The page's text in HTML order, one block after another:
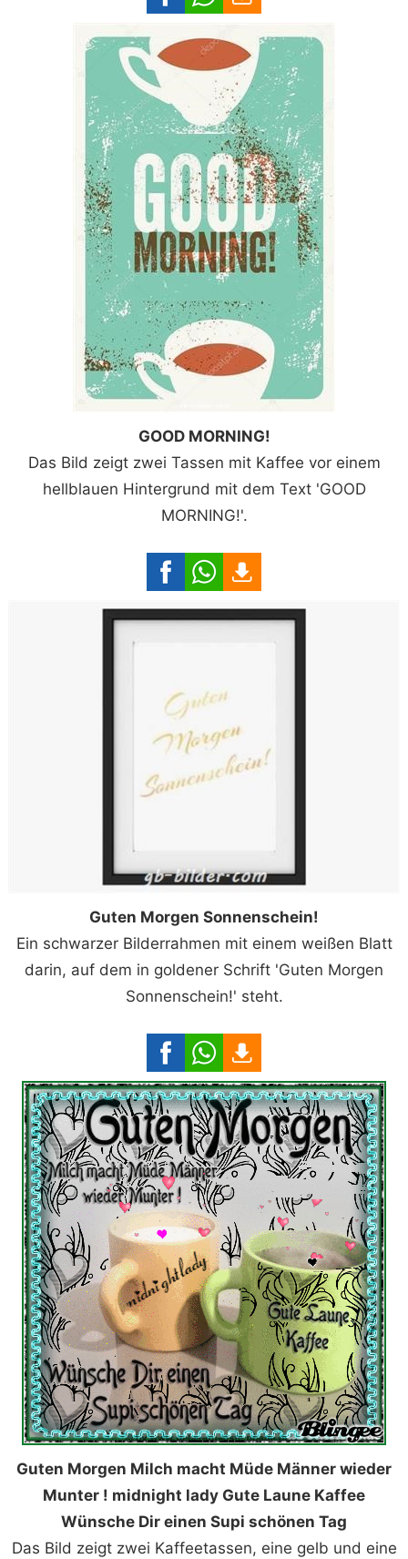
GOOD MORNING!
Das Bild zeigt zwei Tassen mit Kaffee vor einem
hellblauen Hintergrund mit dem Text 'GOOD
MORNING!'.
Guten Morgen Sonnenschein!
Ein schwarzer Bilderrahmen mit einem weißen Blatt
darin, auf dem in goldener Schrift 'Guten Morgen
Sonnenschein!' steht.
Guten Morgen Milch macht Müde Männer wieder
Munter ! midnight lady Gute Laune Kaffee
Wünsche Dir einen Supi schönen Tag
Das Bild zeigt zwei Kaffeetassen, eine gelb und eine